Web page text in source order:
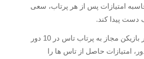
امتیازات پس از هر پرتاب، سعی
دست پیدا کند.
در یک راند بازی، هر بازیکن مجاز به پرتاب تاس در 10 دور
امتیازات حاصل از تاس‌ ها را